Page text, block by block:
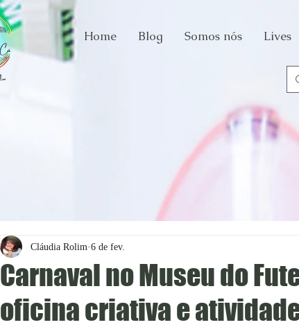
Home Blog Somos nós Lives
Carnaval no Museu do
oficina criativa e
Cláudia Rolim 6 de fev.